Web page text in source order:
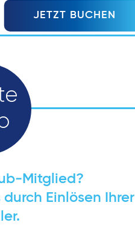
JETZT BUCHEN
Mitglied?
durch Einlösen Ihrer